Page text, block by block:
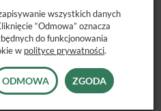
wszystkich danych
“Odmowa” oznacza
do funkcjonowania
w polityce prywatności.
ODMOWA ZGODA